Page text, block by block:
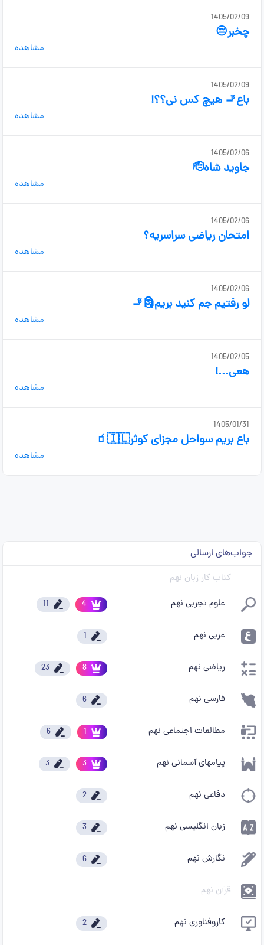
1405/02/09
چخبر😔
مشاهده
1405/02/09
باع🚬 هیچ کس نی؟؟!
مشاهده
1405/02/06
جاوید شاه🫡
مشاهده
1405/02/06
امتحان ریاضی سراسریه؟
مشاهده
1405/02/06
لو رفتیم جم کنید بریم🗿🚬
مشاهده
1405/02/05
هعی...!
مشاهده
1405/01/31
باع بریم سواحل مجزای کوثر🇮🇱🧃
مشاهده
جواب‌های ارسالی
کتاب کار زبان نهم
علوم تجربی نهم
4
11
عربی نهم 1
ریاضی نهم 8
23
فارسی نهم 6
مطالعات اجتماعی نهم 1
6
پیامهای آسمانی نهم 3
3
دفاعی نهم 2
زبان انگلیسی نهم 3
نگارش نهم 6
قرآن نهم
کاروفناوری نهم 2